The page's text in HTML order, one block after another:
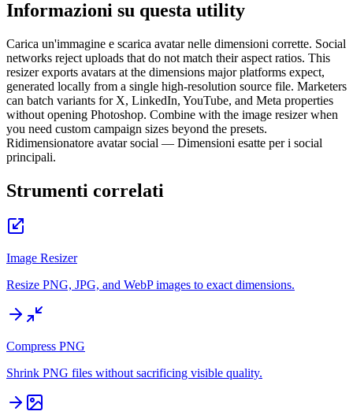
Informazioni su questa utility
Carica un'immagine e scarica avatar nelle dimensioni corrette. Social
networks reject uploads that do not match their aspect ratios. This
resizer exports avatars at the dimensions major platforms expect,
generated locally from a single high-resolution source file. Marketers
can batch variants for X, LinkedIn, YouTube, and Meta properties
without opening Photoshop. Combine with the image resizer when
you need custom campaign sizes beyond the presets.
Ridimensionatore avatar social — Dimensioni esatte per i social
principali.
Strumenti correlati
Image Resizer
Resize PNG, JPG, and WebP images to exact dimensions.
Compress PNG
Shrink PNG files without sacrificing visible quality.